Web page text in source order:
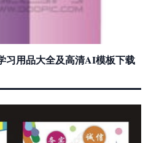
习用品大全及高清AI模板下载